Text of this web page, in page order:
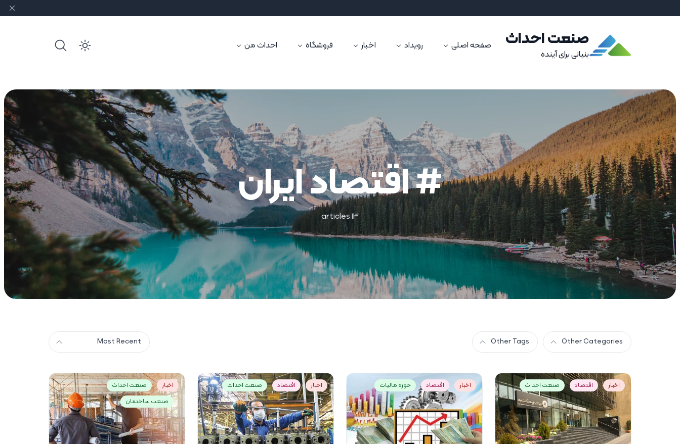
صنعت احداث
بنیانی برای آینده
صفحه اصلی رویداد اخبار فروشگاه احداث من dark mode
# اقتصاد ایران
13 articles
Other Categories
Other Tags
Most Recent
اخبار اقتصاد صنعت احداث اخبار اقتصاد حوزه مالیات اخبار اقتصاد صنعت احداث اخبار
صنعت احداث
صنعت ساختمان